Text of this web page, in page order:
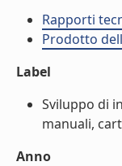
Rapporti
Prodotto
Label
Sviluppo di
manuali,
Anno